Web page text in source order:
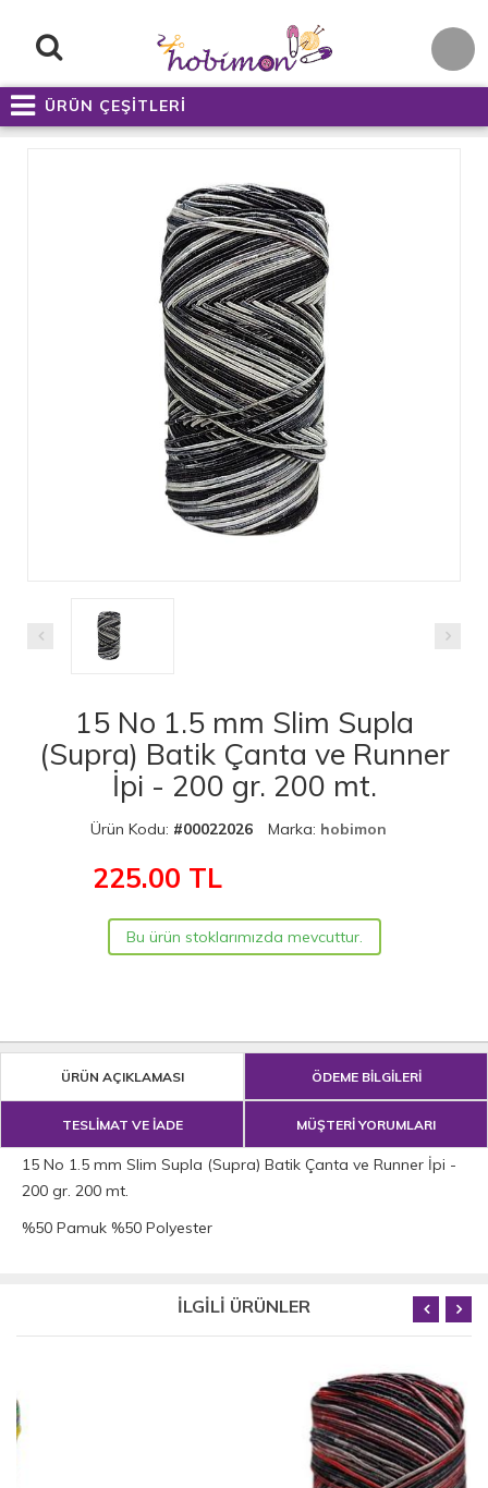
ÜRÜN ÇEŞİTLERİ
15 No 1.5 mm Slim Supla
(Supra) Batik Çanta ve Runner
İpi - 200 gr. 200 mt.
Ürün Kodu: #00022026 Marka: hobimon
225.00 TL
Bu ürün stoklarımızda mevcuttur.
ÜRÜN AÇIKLAMASI ÖDEME BİLGİLERİ
TESLİMAT VE İADE MÜŞTERİ YORUMLARI
15 No 1.5 mm Slim Supla (Supra) Batik Çanta ve Runner İpi -
200 gr. 200 mt.
%50 Pamuk %50 Polyester
İLGİLİ ÜRÜNLER